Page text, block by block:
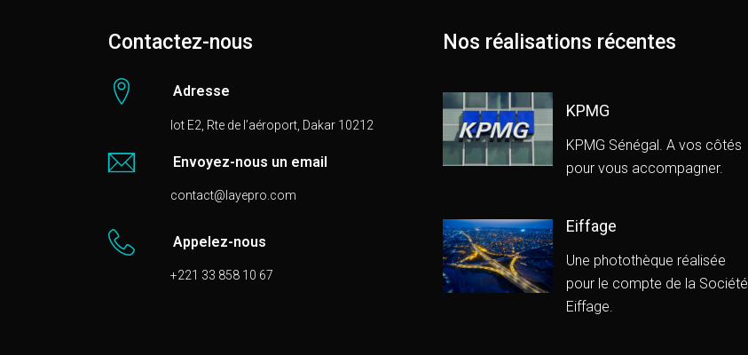
Contactez-nous
Adresse
lot E2, Rte de l’aéroport, Dakar 10212
Envoyez-nous un email
contact@layepro.com
Appelez-nous
+221 33 858 10 67
Nos réalisations récentes
KPMG
KPMG Sénégal. A vos côtés
pour vous accompagner.
Eiffage
Une photothèque réalisée
pour le compte de la Société
Eiffage.